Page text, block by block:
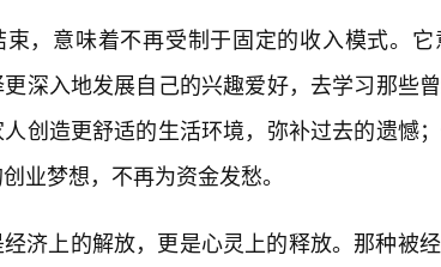
束，意味着不再受制于固定的收入模式。
深入地发展自己的兴趣爱好，去学习那些
创造更舒适的生活环境，弥补过去的遗憾
业梦想，不再为资金发愁。
济上的解放，更是心灵上的释放。那种被